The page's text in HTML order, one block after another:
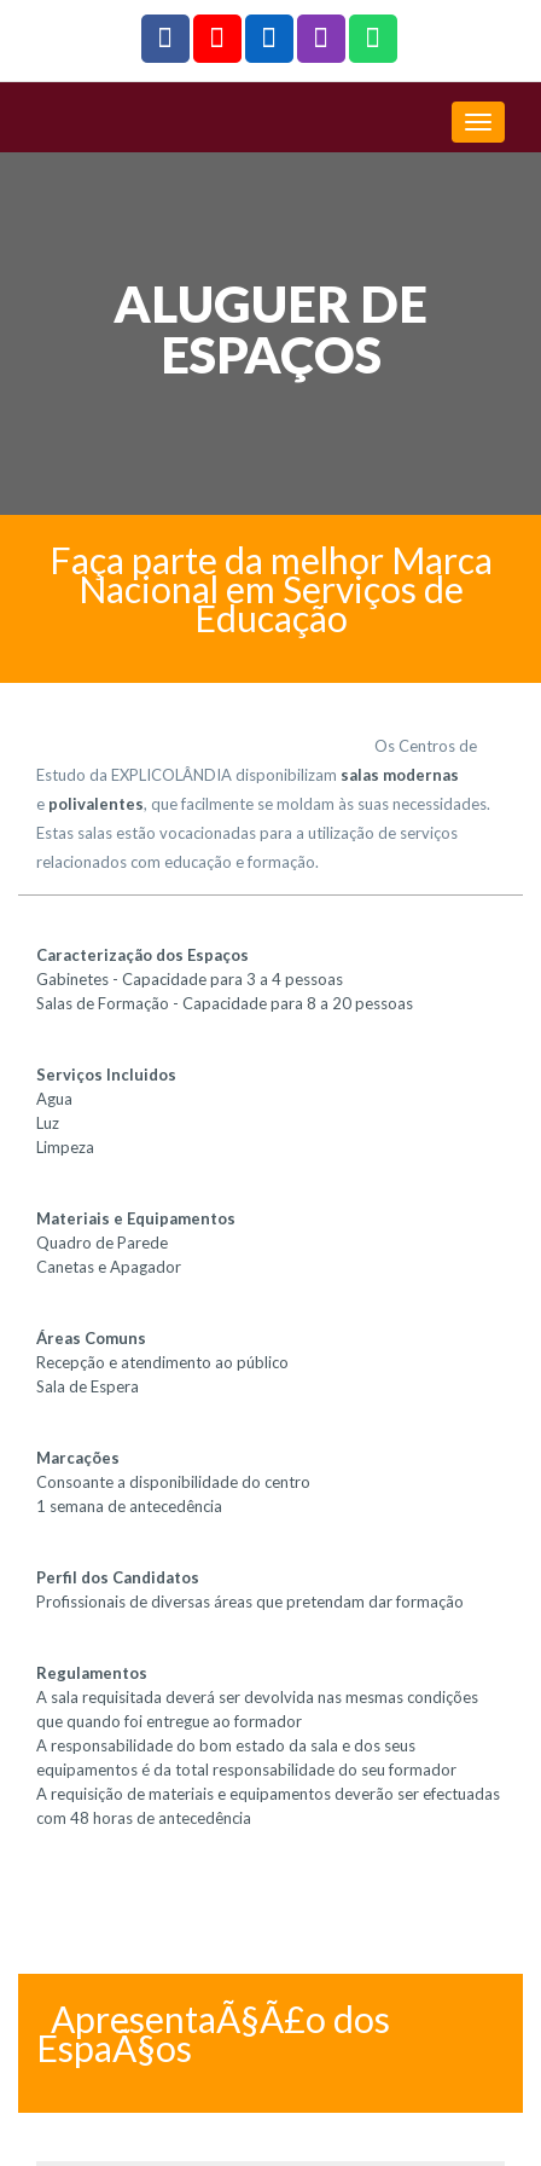
ALUGUER DE
ESPAÇOS
Faça parte da melhor Marca
Nacional em Serviços de
Educação
Os Centros de
Estudo da EXPLICOLÂNDIA disponibilizam salas modernas
e polivalentes, que facilmente se moldam às suas necessidades.
Estas salas estão vocacionadas para a utilização de serviços
relacionados com educação e formação.
Caracterização dos Espaços
Gabinetes - Capacidade para 3 a 4 pessoas
Salas de Formação - Capacidade para 8 a 20 pessoas
Serviços Incluidos
Agua
Luz
Limpeza
Materiais e Equipamentos
Quadro de Parede
Canetas e Apagador
Áreas Comuns
Recepção e atendimento ao público
Sala de Espera
Marcações
Consoante a disponibilidade do centro
1 semana de antecedência
Perfil dos Candidatos
Profissionais de diversas áreas que pretendam dar formação
Regulamentos
A sala requisitada deverá ser devolvida nas mesmas condições
que quando foi entregue ao formador
A responsabilidade do bom estado da sala e dos seus
equipamentos é da total responsabilidade do seu formador
A requisição de materiais e equipamentos deverão ser efectuadas
com 48 horas de antecedência
ApresentaÃ§Ã£o dos
EspaÃ§os